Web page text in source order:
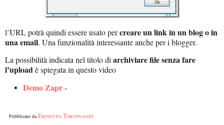
l’URL potrà quindi essere usato percreare un link in un blog o in
una email. Una funzionalità interessante anche per i blogger.
La possibilità indicata nel titolo di archiviare file senza fare
l’uploadè spiegata in questo video
Demo Zapr-
Pubblicato da Ernesto Tirinnanzi